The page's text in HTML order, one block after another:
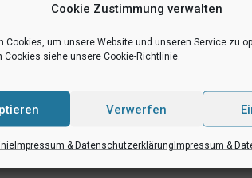
Cookie Zustimmung verwalten
Cookies, um unsere Website und unseren Service zu
Cookies siehe unsere Cookie-Richtlinie.
Verwerfen
Impressum & DatenschutzerklärungImpressum &
83:70-Heimsieg gegen die
„Es geht um den Gruppensieg, der
engen Terminierung der Spiele.“
in sich. Gespielt wird voraussichtlich
nicht zwei Fahrten anlässlich dreier
Das Personal:
„Wir reisen in der
mit elf Leuten nach Coburg“,